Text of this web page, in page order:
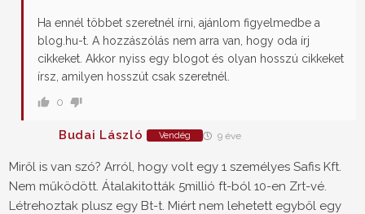
Ha ennél többet szeretnél írni, ajánlom figyelmedbe a
blog.hu-t. A hozzászólás nem arra van, hogy oda írj
cikkeket. Akkor nyiss egy blogot és olyan hosszú cikkeket
írsz, amilyen hosszút csak szeretnél.
0
Budai László Vendég 9 éve
Miről is van szó? Arról, hogy volt egy 1 személyes Safis Kft.
Nem működött. Átalakitották 5millió ft-ból 10-en Zrt-vé.
Létrehoztak plusz egy Bt-t. Miért nem lehetett egyből egy